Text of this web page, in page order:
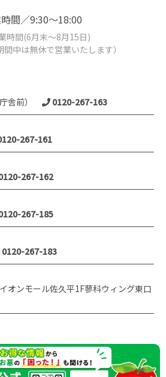
間／9:30～18:00
時間(6月末～8月15日)
中は無休で営業いたします）
舎前）
0120-267-163
267-161
267-162
267-185
0120-267-183
オンモール佐久平1F蓼科ウィング東口